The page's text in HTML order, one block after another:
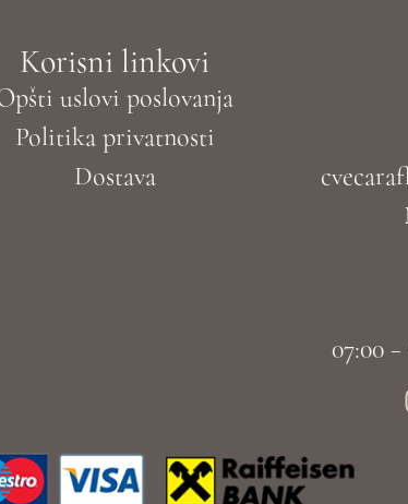
Korisni linkovi
uslovi poslovanja
Politika privatnosti
Dostava
07:00